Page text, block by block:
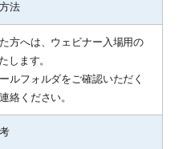
法
方へは、ウェビナー入場用の
します。
ルフォルダをご確認いただく
絡ください。